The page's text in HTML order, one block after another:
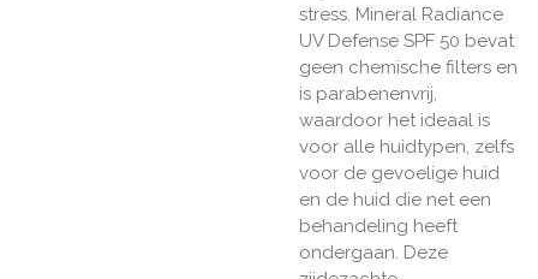
stress. Mineral Radiance
UV Defense SPF 50 bevat
geen chemische filters en
is parabenenvrij,
waardoor het ideaal is
voor alle huidtypen, zelfs
voor de gevoelige huid
en de huid die net een
behandeling heeft
ondergaan. Deze